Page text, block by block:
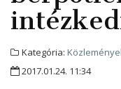
Kategória:
2017.01.24. 11:34